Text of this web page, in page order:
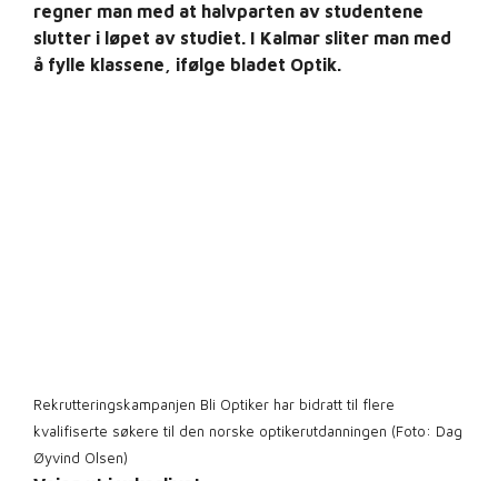
regner man med at halvparten av studentene
slutter i løpet av studiet. I Kalmar sliter man med
å fylle klassene, ifølge bladet Optik.
Rekrutteringskampanjen Bli Optiker har bidratt til flere
kvalifiserte søkere til den norske optikerutdanningen (Foto: Dag
Øyvind Olsen)